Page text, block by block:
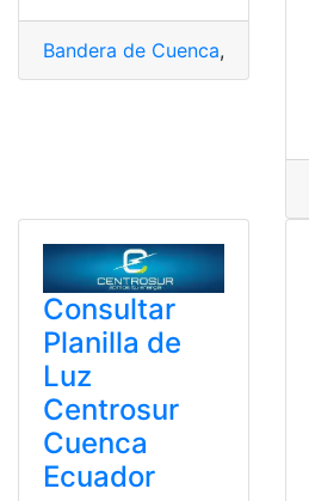
Bandera de Cuenca,
Consultar
Planilla de
Luz
Centrosur
Cuenca
Ecuador